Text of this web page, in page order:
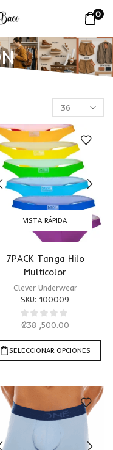
0
VISTA RÁPIDA
7PACK Tanga Hilo
Multicolor
Clever Underwear
SKU: 100009
₡38 ,500.00
SELECCIONAR OPCIONES